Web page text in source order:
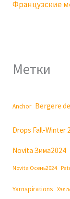
Французские
Метки
Anchor Bergere
Drops Fall-Winter
Novita Зима2024
Novita Осень2024
Yarnspirations